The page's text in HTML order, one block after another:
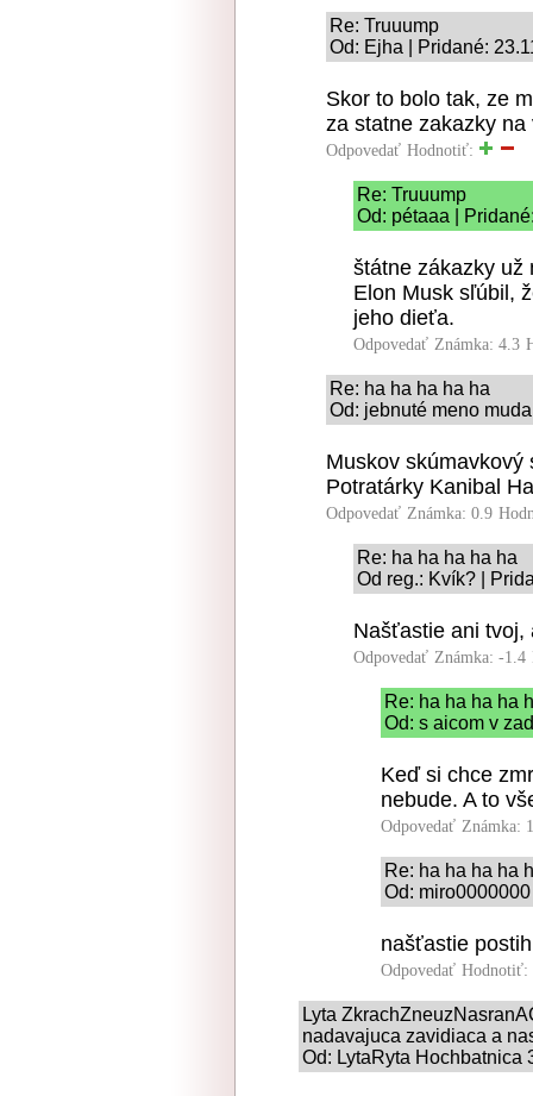
Re: Truuump
Od: Ejha | Pridané:
Skor to bolo tak, ze
za statne zakazky na
Odpovedať Hodnotiť:
Re: Truuump
Od: pétaaa |
štátne zákazky už
Elon Musk sľúbil,
jeho dieťa.
Odpovedať Známka: 4.3
Re: ha ha ha ha ha
Od: jebnuté meno
Muskov skúmavkový
Potratárky Kanibal
Odpovedať Známka: 0.9
Re: ha ha ha ha ha
Od reg.: Kvík? |
Našťastie ani tvoj,
Odpovedať Známka: -1.4
Re: ha ha ha ha
Od: s aicom v
Keď si chce
nebude. A to
Odpovedať Známka:
Re: ha ha ha ha
Od:
našťastie
Odpovedať Hodnotiť:
Lyta
nadavajuca zavidiaca a
Od: LytaRyta Hochbatnica